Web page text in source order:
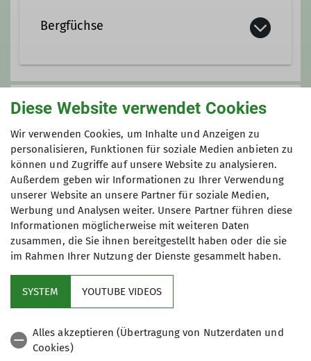
Bergfüchse
Ob auf den Hanselberg oder den
Alpinen Steig, zum Wandern, Bouldern
oder Radeln: Die Bergfüchse, frisch
gegründet im Oktober 2022, fangen
früh an echte Bergsportler*innen zu
werden. Die Kids sind 2021 oder 2022
geboren. Die Gruppenleiter*innen
Alice und Alfred und Gruppenbetreuer
Andi sorgen dafür, dass es für die
Zwerge genug Entdeckerpausen gibt.
Kontakt aufnehmen
Details
Anmeldung
Bittehierjede Person einzeln anmelden.
Maximale Teilnehmeranzahl
25
DAV Bundesverband
Diese Website verwendet Cookies
Wir verwenden Cookies, um Inhalte und Anzeigen zu
personalisieren, Funktionen für soziale Medien anbieten zu
können und Zugriffe auf unsere Website zu analysieren.
Außerdem geben wir Informationen zu Ihrer Verwendung
unserer Website an unsere Partner für soziale Medien,
Werbung und Analysen weiter. Unsere Partner führen diese
Informationen möglicherweise mit weiteren Daten
zusammen, die Sie ihnen bereitgestellt haben oder die sie
im Rahmen Ihrer Nutzung der Dienste gesammelt haben.
SYSTEM YOUTUBE VIDEOS
Alles akzeptieren (Übertragung von Nutzerdaten und
Cookies)